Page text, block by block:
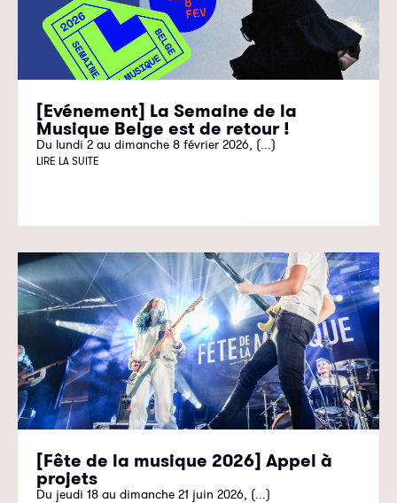
[Evénement] La Semaine de la
Musique Belge est de retour !
Du lundi 2 au dimanche 8 février 2026, (...)
LIRE LA SUITE
[Fête de la musique 2026] Appel à
projets
Du jeudi 18 au dimanche 21 juin 2026, (...)